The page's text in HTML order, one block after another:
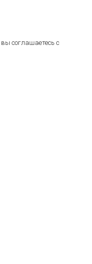
соглашаетесь с